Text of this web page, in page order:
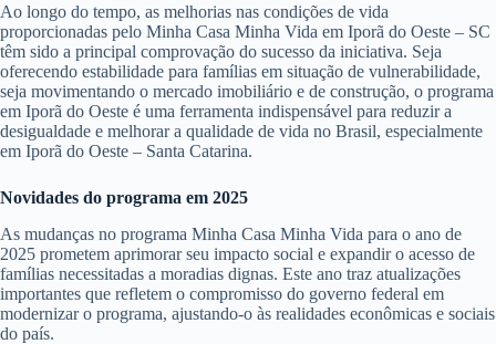
Ao longo do tempo, as melhorias nas condições de vida
proporcionadas pelo Minha Casa Minha Vida em Iporã do Oeste – SC
têm sido a principal comprovação do sucesso da iniciativa. Seja
oferecendo estabilidade para famílias em situação de vulnerabilidade,
seja movimentando o mercado imobiliário e de construção, o programa
em Iporã do Oeste é uma ferramenta indispensável para reduzir a
desigualdade e melhorar a qualidade de vida no Brasil, especialmente
em Iporã do Oeste – Santa Catarina.
Novidades do programa em 2025
As mudanças no programa Minha Casa Minha Vida para o ano de
2025 prometem aprimorar seu impacto social e expandir o acesso de
famílias necessitadas a moradias dignas. Este ano traz atualizações
importantes que refletem o compromisso do governo federal em
modernizar o programa, ajustando-o às realidades econômicas e sociais
do país.